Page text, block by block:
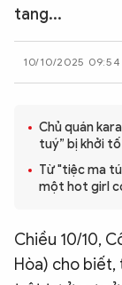
XÃ HỘI
PHÁP LUẬT
CÔNG NGHỆ
QUỐC TẾ
VĂN HÓA - THỂ
tang...
10/10/2025 09:54
Chủ quán
tuý” bị khởi tố
Từ "tiệc ma
một hot girl
Chiều 10/10,
Hòa) cho biết,